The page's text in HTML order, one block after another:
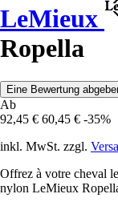
LeMieux
Ropella
Eine Bewertung
Ab
92,45 € 60,45 € -35%
inkl. MwSt. zzgl.
Offrez à votre cheval
nylon LeMieux